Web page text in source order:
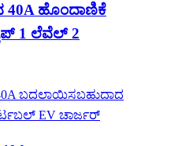
40A ಹೊಂದಾಣಿಕೆ
1 ಲೆವೆಲ್ 2